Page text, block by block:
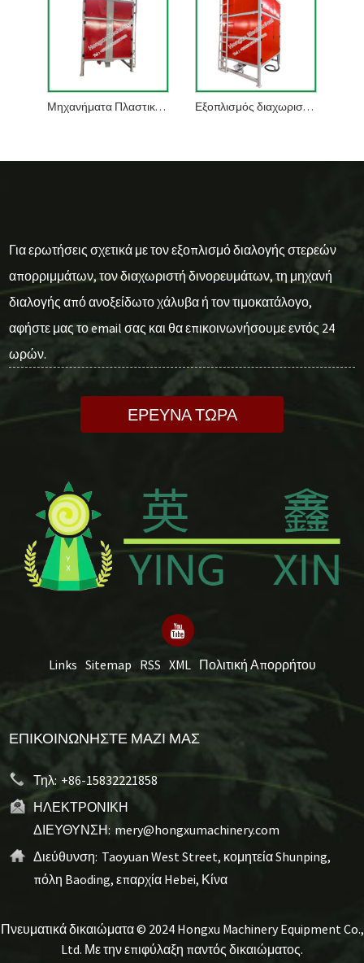
Μηχανήματα Πλαστικής Σιλικόνης Εξοπλισμός διαχωρισμού γέλης πυριτίου
Για ερωτήσεις σχετικά με τον εξοπλισμό διαλογής στερεών
απορριμμάτων, τον διαχωριστή δινορευμάτων, τη μηχανή
διαλογής από ανοξείδωτο χάλυβα ή τον τιμοκατάλογο,
αφήστε μας το email σας και θα επικοινωνήσουμε εντός 24
ωρών.
ΕΡΕΥΝΑ ΤΩΡΑ
Links Sitemap RSS XML Πολιτική Απορρήτου
ΕΠΙΚΟΙΝΩΝΉΣΤΕ ΜΑΖΊ ΜΑΣ
Τηλ: +86-15832221858
ΗΛΕΚΤΡΟΝΙΚΗ
ΔΙΕΥΘΥΝΣΗ: mery@hongxumachinery.com
Διεύθυνση: Taoyuan West Street, κομητεία Shunping,
πόλη Baoding, επαρχία Hebei, Κίνα
Πνευματικά δικαιώματα © 2024 Hongxu Machinery Equipment Co.,
Ltd. Με την επιφύλαξη παντός δικαιώματος.